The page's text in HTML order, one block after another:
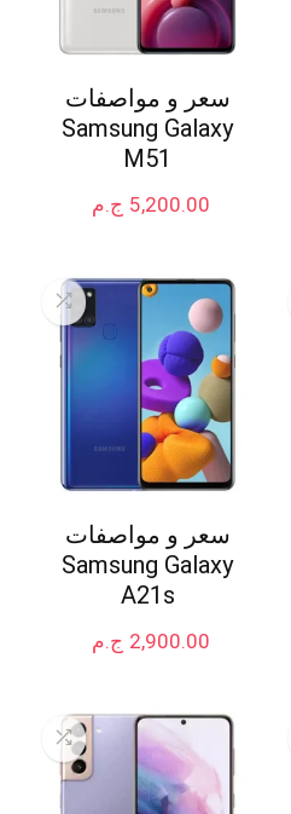
سعر و مواصفات
Samsung Galaxy
M51
ج.م 5,200.00
سعر و مواصفات
Samsung Galaxy
A21s
ج.م 2,900.00